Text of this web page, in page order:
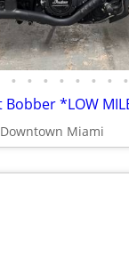
• • • • • • • •
Downtown Miami